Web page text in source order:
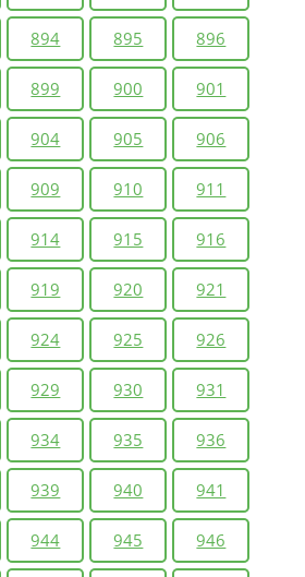
894 895 896
899 900 901
904 905 906
909 910 911
914 915 916
919 920 921
924 925 926
929 930 931
934 935 936
939 940 941
944 945 946